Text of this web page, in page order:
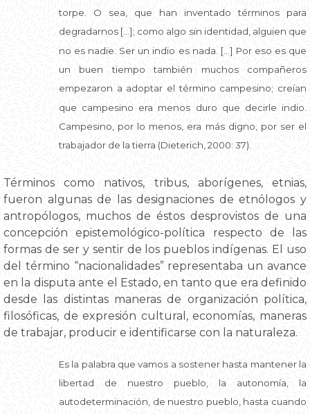
torpe. O sea, que han inventado términos para
degradarnos […]; como algo sin identidad, alguien que
no es nadie. Ser un indio es nada. […] Por eso es que
un buen tiempo también muchos compañeros
empezaron a adoptar el término campesino; creían
que campesino era menos duro que decirle indio.
Campesino, por lo menos, era más digno, por ser el
trabajador de la tierra (Dieterich, 2000: 37).
Términos como nativos, tribus, aborígenes, etnias,
fueron algunas de las designaciones de etnólogos y
antropólogos, muchos de éstos desprovistos de una
concepción epistemológico-política respecto de las
formas de ser y sentir de los pueblos indígenas. El uso
del término “nacionalidades” representaba un avance
en la disputa ante el Estado, en tanto que era definido
desde las distintas maneras de organización política,
filosóficas, de expresión cultural, economías, maneras
de trabajar, producir e identificarse con la naturaleza.
Es la palabra que vamos a sostener hasta mantener la
libertad de nuestro pueblo, la autonomía, la
autodeterminación, de nuestro pueblo, hasta cuando